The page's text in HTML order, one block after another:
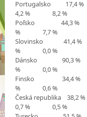
Portugalsko
4,2 % 8,2 %
Poľsko 44,3
% 7,7 %
Slovinsko 41,4
% 0,0 %
Dánsko 90,3
% 0,0 %
Finsko 34,4
% 0,6 %
Česká republika
0,7 % 0,5 %